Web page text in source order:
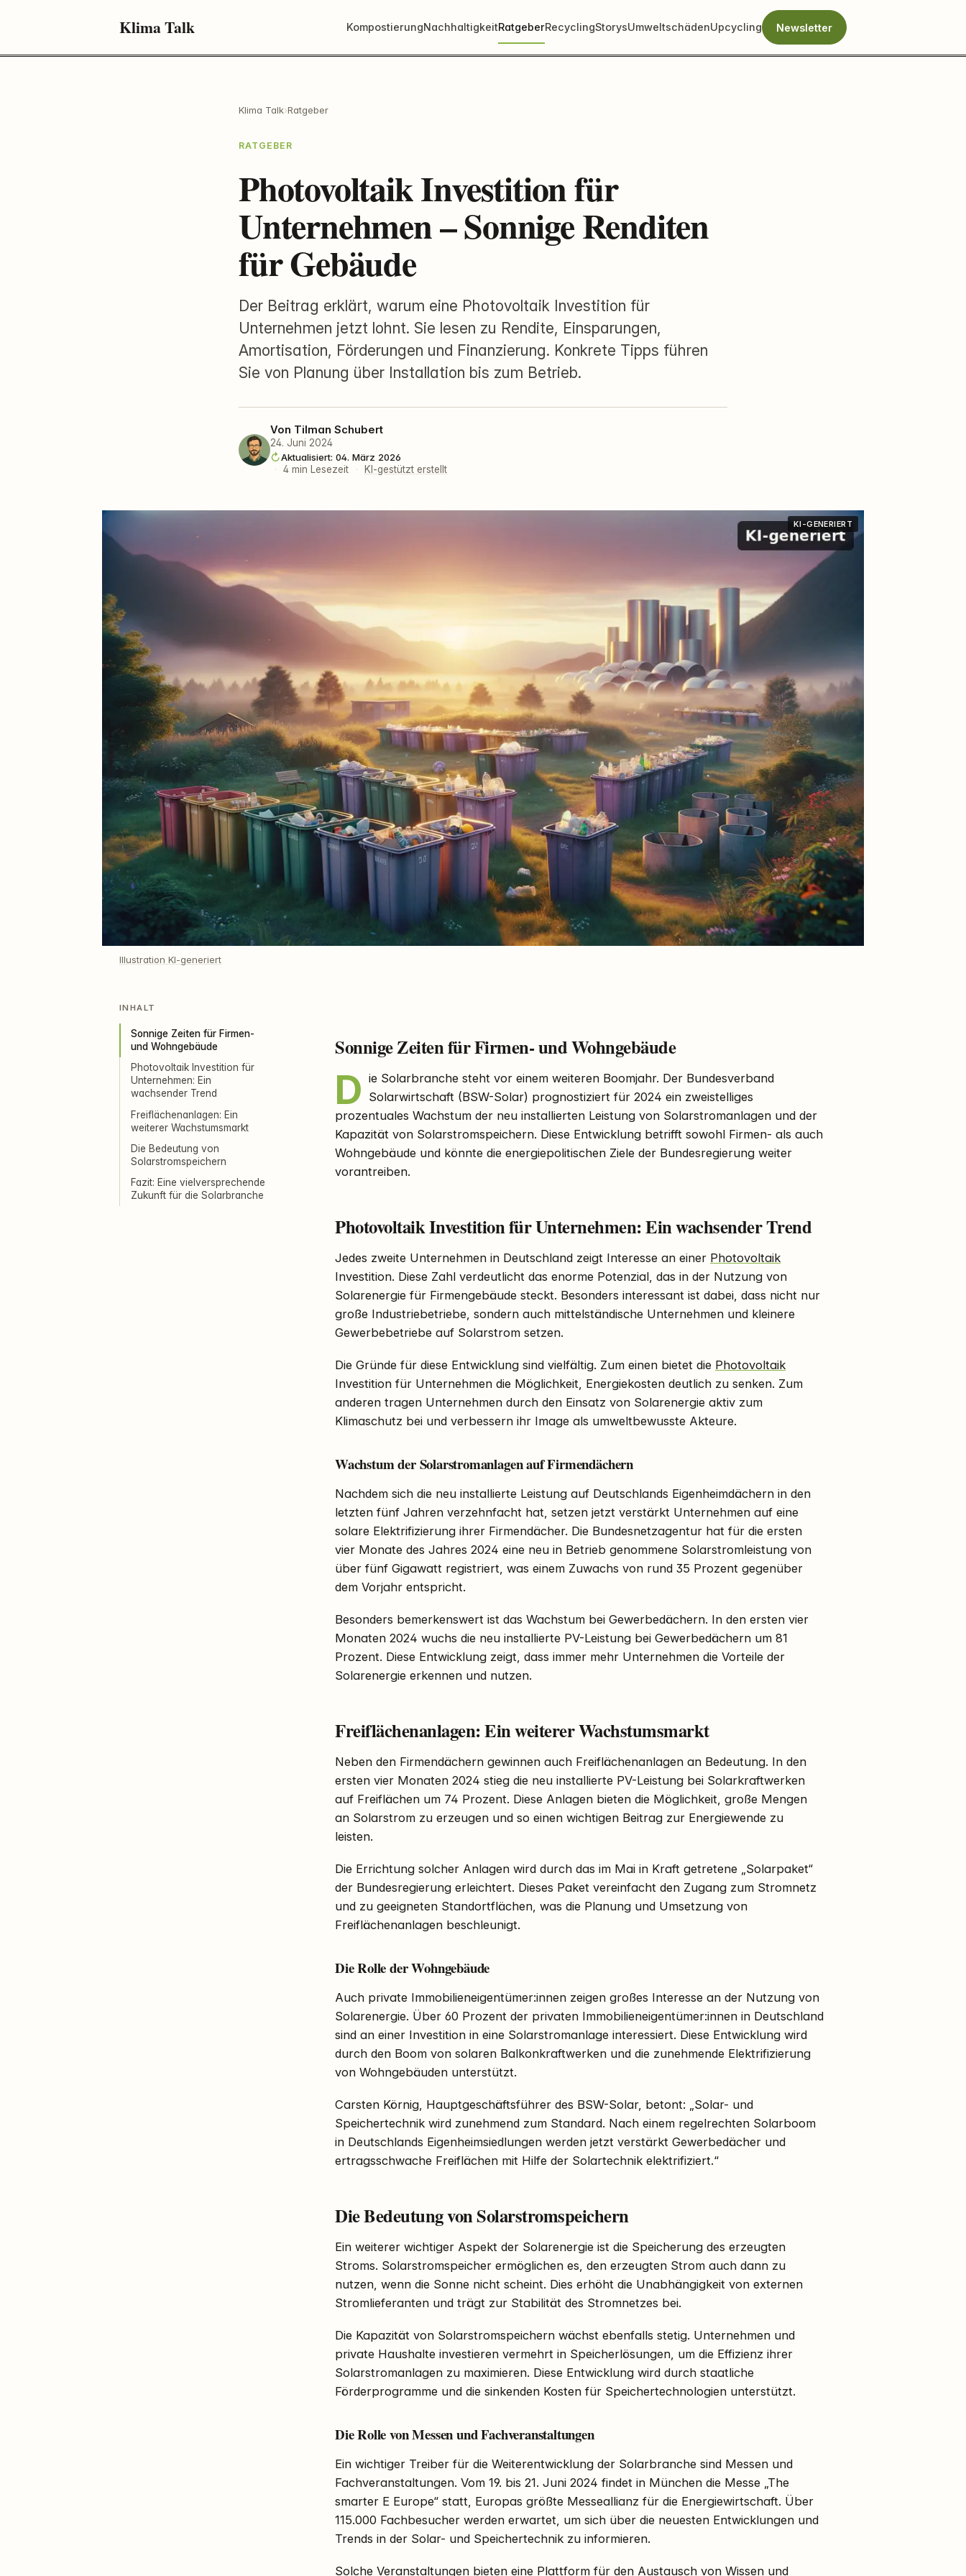
Klima Talk KompostierungNachhaltigkeitRatgeberRecyclingStorysUmweltschädenUpcycling Newsletter
Klima Talk›Ratgeber
RATGEBER
Photovoltaik Investition für
Unternehmen – Sonnige Renditen
für Gebäude
Der Beitrag erklärt, warum eine Photovoltaik Investition für
Unternehmen jetzt lohnt. Sie lesen zu Rendite, Einsparungen,
Amortisation, Förderungen und Finanzierung. Konkrete Tipps führen
Sie von Planung über Installation bis zum Betrieb.
Von Tilman Schubert
24. Juni 2024
Aktualisiert: 04. März 2026
·
4 min Lesezeit · KI-gestützt erstellt
KI-GENERIERT
Illustration KI-generiert
INHALT
Sonnige Zeiten für Firmen-
und Wohngebäude
Photovoltaik Investition für
Unternehmen: Ein
wachsender Trend
Freiflächenanlagen: Ein
weiterer Wachstumsmarkt
Die Bedeutung von
Solarstromspeichern
Fazit: Eine vielversprechende
Zukunft für die Solarbranche
Sonnige Zeiten für Firmen- und Wohngebäude
D ie Solarbranche steht vor einem weiteren Boomjahr. Der Bundesverband
Solarwirtschaft (BSW-Solar) prognostiziert für 2024 ein zweistelliges
prozentuales Wachstum der neu installierten Leistung von Solarstromanlagen und der
Kapazität von Solarstromspeichern. Diese Entwicklung betrifft sowohl Firmen- als auch
Wohngebäude und könnte die energiepolitischen Ziele der Bundesregierung weiter
vorantreiben.
Photovoltaik Investition für Unternehmen: Ein wachsender Trend
Jedes zweite Unternehmen in Deutschland zeigt Interesse an einer Photovoltaik
Investition. Diese Zahl verdeutlicht das enorme Potenzial, das in der Nutzung von
Solarenergie für Firmengebäude steckt. Besonders interessant ist dabei, dass nicht nur
große Industriebetriebe, sondern auch mittelständische Unternehmen und kleinere
Gewerbebetriebe auf Solarstrom setzen.
Die Gründe für diese Entwicklung sind vielfältig. Zum einen bietet die Photovoltaik
Investition für Unternehmen die Möglichkeit, Energiekosten deutlich zu senken. Zum
anderen tragen Unternehmen durch den Einsatz von Solarenergie aktiv zum
Klimaschutz bei und verbessern ihr Image als umweltbewusste Akteure.
Wachstum der Solarstromanlagen auf Firmendächern
Nachdem sich die neu installierte Leistung auf Deutschlands Eigenheimdächern in den
letzten fünf Jahren verzehnfacht hat, setzen jetzt verstärkt Unternehmen auf eine
solare Elektrifizierung ihrer Firmendächer. Die Bundesnetzagentur hat für die ersten
vier Monate des Jahres 2024 eine neu in Betrieb genommene Solarstromleistung von
über fünf Gigawatt registriert, was einem Zuwachs von rund 35 Prozent gegenüber
dem Vorjahr entspricht.
Besonders bemerkenswert ist das Wachstum bei Gewerbedächern. In den ersten vier
Monaten 2024 wuchs die neu installierte PV-Leistung bei Gewerbedächern um 81
Prozent. Diese Entwicklung zeigt, dass immer mehr Unternehmen die Vorteile der
Solarenergie erkennen und nutzen.
Freiflächenanlagen: Ein weiterer Wachstumsmarkt
Neben den Firmendächern gewinnen auch Freiflächenanlagen an Bedeutung. In den
ersten vier Monaten 2024 stieg die neu installierte PV-Leistung bei Solarkraftwerken
auf Freiflächen um 74 Prozent. Diese Anlagen bieten die Möglichkeit, große Mengen
an Solarstrom zu erzeugen und so einen wichtigen Beitrag zur Energiewende zu
leisten.
Die Errichtung solcher Anlagen wird durch das im Mai in Kraft getretene „Solarpaket“
der Bundesregierung erleichtert. Dieses Paket vereinfacht den Zugang zum Stromnetz
und zu geeigneten Standortflächen, was die Planung und Umsetzung von
Freiflächenanlagen beschleunigt.
Die Rolle der Wohngebäude
Auch private Immobilieneigentümer:innen zeigen großes Interesse an der Nutzung von
Solarenergie. Über 60 Prozent der privaten Immobilieneigentümer:innen in Deutschland
sind an einer Investition in eine Solarstromanlage interessiert. Diese Entwicklung wird
durch den Boom von solaren Balkonkraftwerken und die zunehmende Elektrifizierung
von Wohngebäuden unterstützt.
Carsten Körnig, Hauptgeschäftsführer des BSW-Solar, betont: „Solar- und
Speichertechnik wird zunehmend zum Standard. Nach einem regelrechten Solarboom
in Deutschlands Eigenheimsiedlungen werden jetzt verstärkt Gewerbedächer und
ertragsschwache Freiflächen mit Hilfe der Solartechnik elektrifiziert.“
Die Bedeutung von Solarstromspeichern
Ein weiterer wichtiger Aspekt der Solarenergie ist die Speicherung des erzeugten
Stroms. Solarstromspeicher ermöglichen es, den erzeugten Strom auch dann zu
nutzen, wenn die Sonne nicht scheint. Dies erhöht die Unabhängigkeit von externen
Stromlieferanten und trägt zur Stabilität des Stromnetzes bei.
Die Kapazität von Solarstromspeichern wächst ebenfalls stetig. Unternehmen und
private Haushalte investieren vermehrt in Speicherlösungen, um die Effizienz ihrer
Solarstromanlagen zu maximieren. Diese Entwicklung wird durch staatliche
Förderprogramme und die sinkenden Kosten für Speichertechnologien unterstützt.
Die Rolle von Messen und Fachveranstaltungen
Ein wichtiger Treiber für die Weiterentwicklung der Solarbranche sind Messen und
Fachveranstaltungen. Vom 19. bis 21. Juni 2024 findet in München die Messe „The
smarter E Europe“ statt, Europas größte Messeallianz für die Energiewirtschaft. Über
115.000 Fachbesucher werden erwartet, um sich über die neuesten Entwicklungen und
Trends in der Solar- und Speichertechnik zu informieren.
Solche Veranstaltungen bieten eine Plattform für den Austausch von Wissen und